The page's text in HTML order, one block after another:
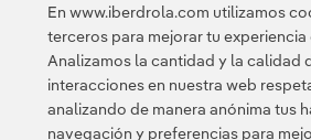
He leído y acepto lapolítica
Newsletter
Enlace externo, se
Esta página está protegida por
Política de privacidad
En www.iberdrola.com utilizamos
terceros para mejorar tu experiencia
Analizamos la cantidad y la calidad
interacciones en nuestra web
analizando de manera anónima tus
navegación y preferencias para